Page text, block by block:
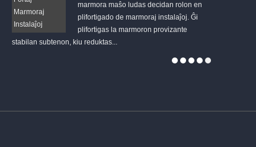
marmora maŝo ludas decidan rolon en
plifortigado de marmoraj instalaĵoj. Ĝi
plifortigas la marmoron provizante
stabilan subtenon, kiu reduktas...